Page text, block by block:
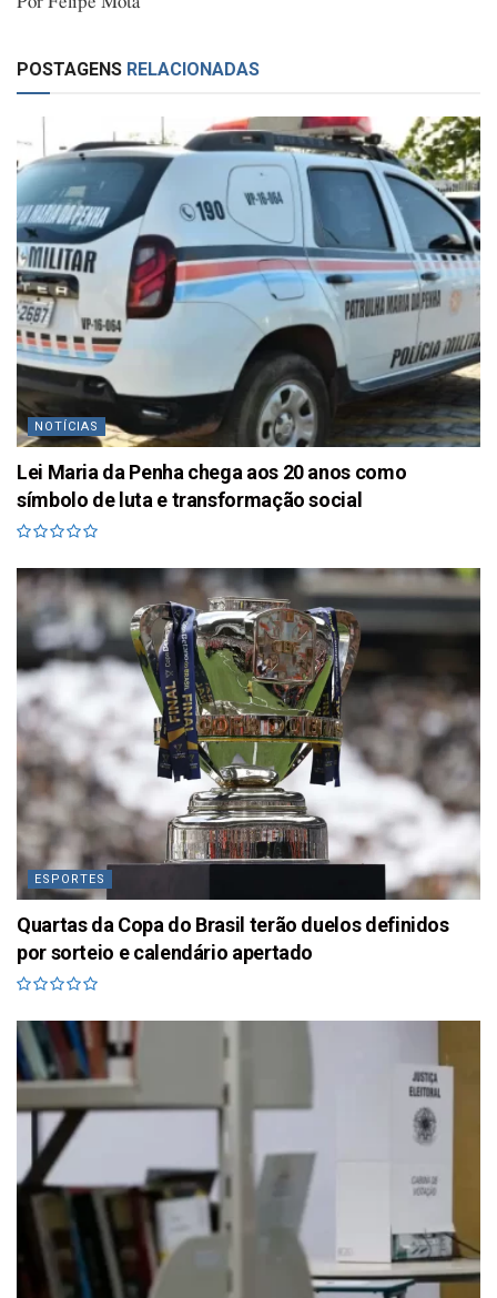
POSTAGENS RELACIONADAS
NOTÍCIAS
Lei Maria da Penha chega aos 20 anos como
símbolo de luta e transformação social
ESPORTES
Quartas da Copa do Brasil terão duelos definidos
por sorteio e calendário apertado